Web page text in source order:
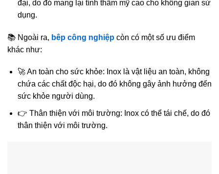
đại, do đó mang lại tính thẩm mỹ cao cho không gian sử
dụng.
📚 Ngoài ra, bêp công nghiệp còn có một số ưu điểm
khác như:
🚀 An toàn cho sức khỏe: Inox là vật liệu an toàn, không
chứa các chất độc hại, do đó không gây ảnh hưởng đến
sức khỏe người dùng.
👉 Thân thiện với môi trường: Inox có thể tái chế, do đó
thân thiện với môi trường.